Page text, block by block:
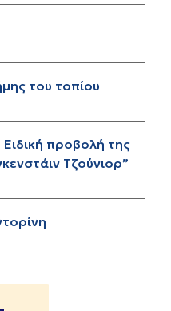
του τοπίου
προβολή της
Τζούνιορ”